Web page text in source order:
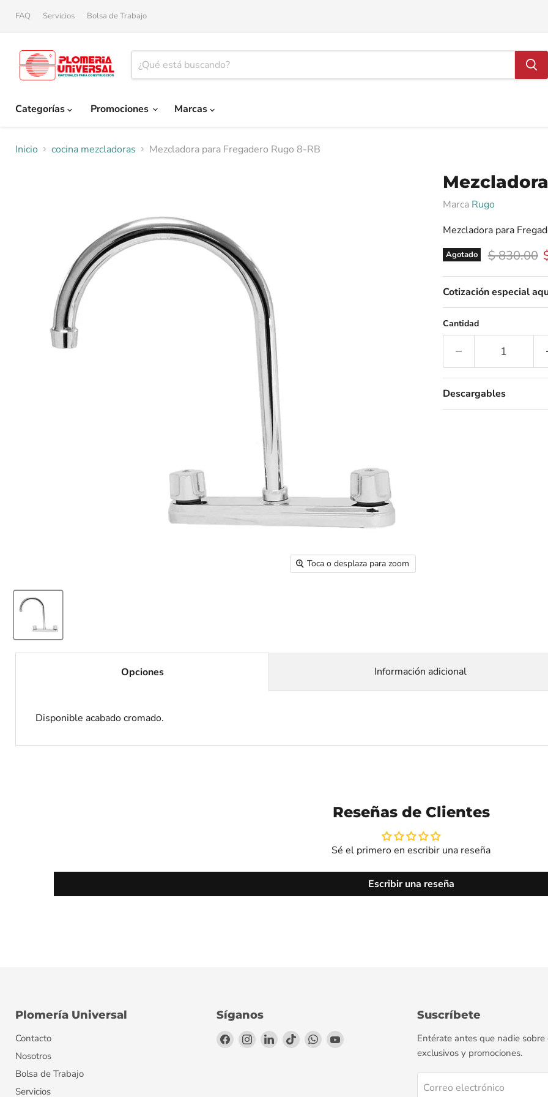
FAQ Servicios Bolsa de Trabajo
Categorías
Promociones Marcas
Inicio cocina mezcladoras Mezcladora para Fregadero Rugo 8-RB
Toca o desplaza para zoom
Marca Rugo
Mezcladora para
Agotado Precio
$ 830.00
Cotización especial
Cantidad
Descargables
Opciones
Disponible acabado cromado.
Información adicional
Reseñas de Clientes
Sé el primero en escribir una reseña
Escribir una reseña
Plomería Universal
Contacto
Nosotros
Bolsa de Trabajo
Servicios
Síganos
Encuéntrenos
Encuéntrenos
Encuéntrenos
Encuéntrenos
Encuéntrenos
Encuéntrenos
Suscríbete
Entérate antes que nadie sobre
exclusivos y promociones.
Correo electrónico